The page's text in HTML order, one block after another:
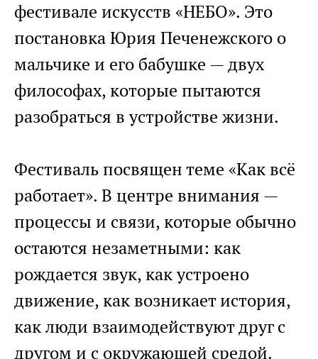
фестивале искусств «НЕБО». Это
постановка Юрия Печенежского о
мальчике и его бабушке — двух
философах, которые пытаются
разобраться в устройстве жизни.
Фестиваль посвящен теме «Как всё
работает». В центре внимания —
процессы и связи, которые обычно
остаются незаметными: как
рождается звук, как устроено
движение, как возникает история,
как люди взаимодействуют друг с
другом и с окружающей средой.